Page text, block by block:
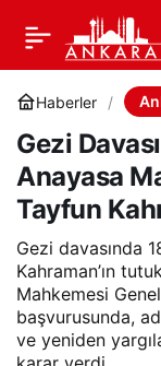
Haberler
Gezi
Anayasa
Tayfun
Gezi davasında
Kahraman’ın
Mahkemesi
başvurusunda,
ve yeniden
Gezi Davasında
Tutukluydu!
Tayfun